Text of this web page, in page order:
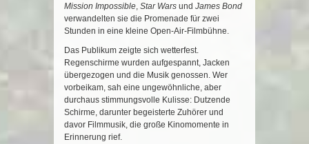
Mission Impossible, Star Wars und James Bond
verwandelten sie die Promenade für zwei
Stunden in eine kleine Open-Air-Filmbühne.
Das Publikum zeigte sich wetterfest.
Regenschirme wurden aufgespannt, Jacken
übergezogen und die Musik genossen. Wer
vorbeikam, sah eine ungewöhnliche, aber
durchaus stimmungsvolle Kulisse: Dutzende
Schirme, darunter begeisterte Zuhörer und
davor Filmmusik, die große Kinomomente in
Erinnerung rief.